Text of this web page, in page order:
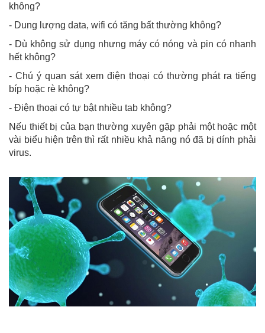
không?
- Dung lượng data, wifi có tăng bất thường không?
- Dù không sử dụng nhưng máy có nóng và pin có nhanh
hết không?
- Chú ý quan sát xem điện thoại có thường phát ra tiếng
bíp hoặc rè không?
- Điện thoại có tự bật nhiều tab không?
Nếu thiết bị của bạn thường xuyên gặp phải một hoặc một
vài biểu hiện trên thì rất nhiều khả năng nó đã bị dính phải
virus.